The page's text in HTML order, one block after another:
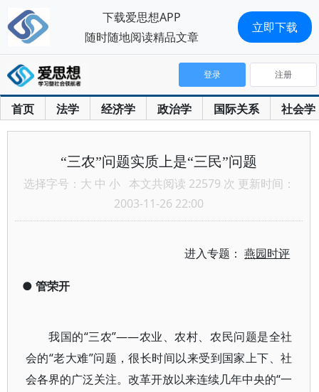
首页 法学 经济学 政治学 国际关系 社会学
登录 注册
“三农”问题实质上是“三民”问题
选择字号： 大 中 小 本文共阅读 22579 次 更新时间：
2003-11-26 22:00
进入专题：燕园时评
● 管荣开
我国的“三农”——农业、农村、农民问题是全社
会的“老大难”问题，很长时间以来受到国家上下、社
会各界的广泛关注。改革开放以来连续几年中央的“一
下载爱思想APP
随时随地阅读精品文章
立即下载